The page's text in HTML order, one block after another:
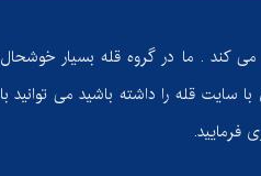
کند . ما در گروه قله بسیار خوشحال
سایت قله را داشته باشید می توانید با
فرمایید.